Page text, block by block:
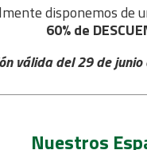
disponemos de
60% de
válida del 29 de
Nuestros